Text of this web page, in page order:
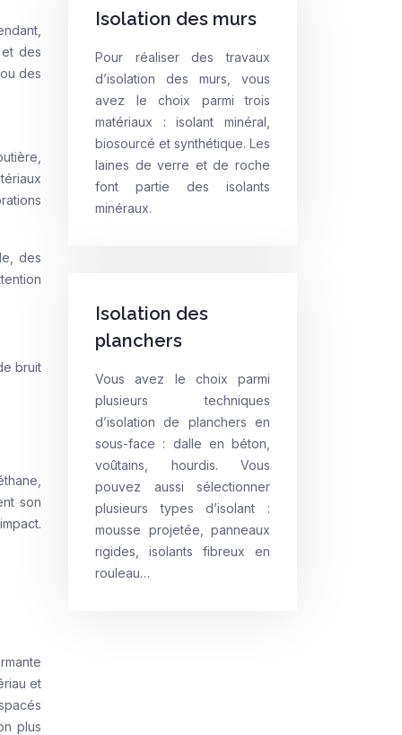
des
des
des
bruit
son
et
plus
Isolation des murs
Pour réaliser des travaux
d’isolation des murs, vous
avez le choix parmi trois
matériaux : isolant minéral,
biosourcé et synthétique. Les
laines de verre et de roche
font partie des isolants
minéraux.
Isolation des
planchers
Vous avez le choix parmi
plusieurs techniques
d’isolation de planchers en
sous-face : dalle en béton,
voûtains, hourdis. Vous
pouvez aussi sélectionner
plusieurs types d’isolant :
mousse projetée, panneaux
rigides, isolants fibreux en
rouleau…